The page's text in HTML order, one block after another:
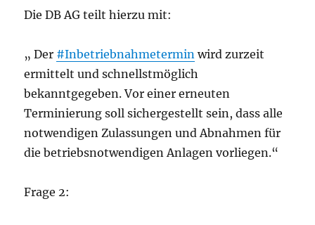
Die DB AG teilt hierzu mit:
„ Der #Inbetriebnahmetermin wird zurzeit
ermittelt und schnellstmöglich
bekanntgegeben. Vor einer erneuten
Terminierung soll sichergestellt sein, dass alle
notwendigen Zulassungen und Abnahmen für
die betriebsnotwendigen Anlagen vorliegen.“
Frage 2: